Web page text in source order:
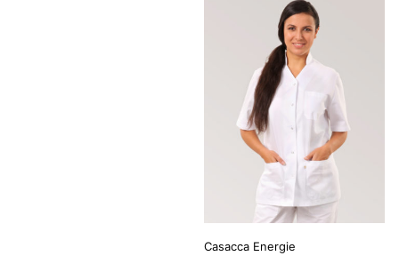
Casacca Energie